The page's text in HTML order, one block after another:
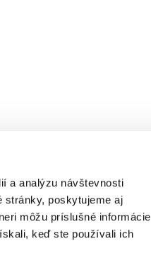
a analýzu návštevnosti
stránky, poskytujeme aj
môžu príslušné informácie
keď ste používali ich